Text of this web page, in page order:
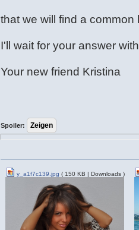
that we will find a
I'll wait for your answer
Your new friend Kristina
Spoiler:
y_a1f7c139.jpg ( 150 KB | Downloads )